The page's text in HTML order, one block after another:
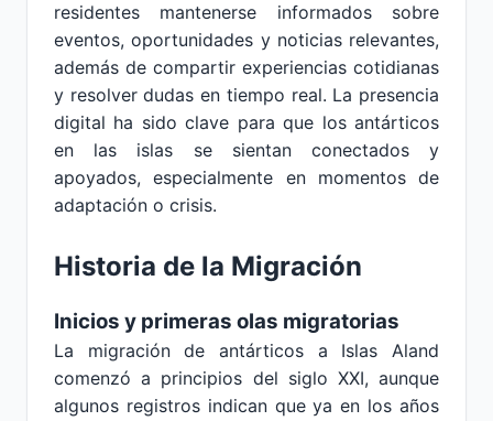
residentes mantenerse informados sobre
eventos, oportunidades y noticias relevantes,
además de compartir experiencias cotidianas
y resolver dudas en tiempo real. La presencia
digital ha sido clave para que los antárticos
en las islas se sientan conectados y
apoyados, especialmente en momentos de
adaptación o crisis.
Historia de la Migración
Inicios y primeras olas migratorias
La migración de antárticos a Islas Aland
comenzó a principios del siglo XXI, aunque
algunos registros indican que ya en los años